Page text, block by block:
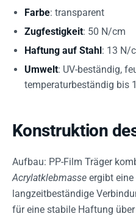
Farbe: transparent
Zugfestigkeit: 50 N/cm
Haftung auf Stahl: 13 N/
Umwelt: UV-beständig,
temperaturbeständig bis
Konstruktion
Aufbau: PP-Film Träger
Acrylatklebmasse ergibt
langzeitbeständige
für eine stabile Haftung